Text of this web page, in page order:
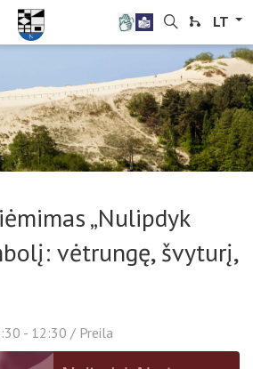
„Nulipdyk
vėtrungę, švyturį,
- 12:30 / Preila
LT